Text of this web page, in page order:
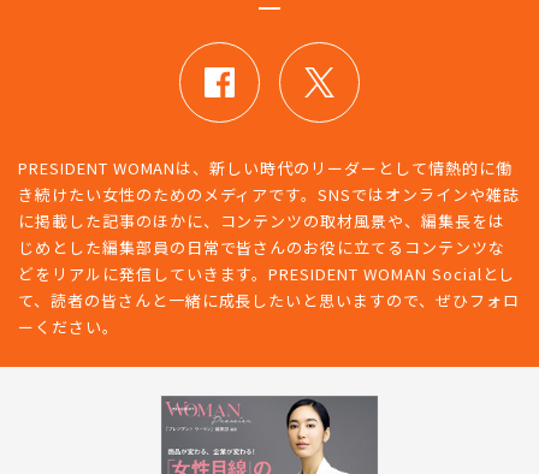
PRESIDENT WOMANは、新しい時代のリーダーとして情熱的に働
き続けたい女性のためのメディアです。SNSではオンラインや雑誌
に掲載した記事のほかに、コンテンツの取材風景や、編集長をは
じめとした編集部員の日常で皆さんのお役に立てるコンテンツな
どをリアルに発信していきます。PRESIDENT WOMAN Socialとし
て、読者の皆さんと一緒に成長したいと思いますので、ぜひフォロ
ーください。